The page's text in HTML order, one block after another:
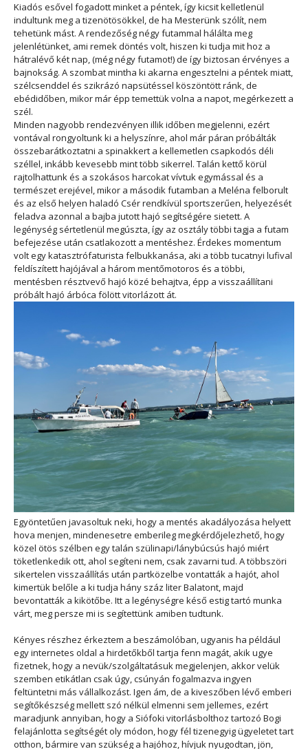
Kiadós esővel fogadott minket a péntek, így kicsit kelletlenül
indultunk meg a tizenötösökkel, de ha Mesterünk szólít, nem
tehetünk mást. A rendezőség négy futammal hálálta meg
jelenlétünket, ami remek döntés volt, hiszen ki tudja mit hoz a
hátralévő két nap, (még négy futamot!) de így biztosan érvényes a
bajnokság. A szombat mintha ki akarna engesztelni a péntek miatt,
szélcsenddel és szikrázó napsütéssel köszöntött ránk, de
ebédidőben, mikor már épp temettük volna a napot, megérkezett a
szél.
Minden nagyobb rendezvényen illik időben megjelenni, ezért
vontával rongyoltunk ki a helyszínre, ahol már páran próbálták
összebarátkoztatni a spinakkert a kellemetlen csapkodós déli
széllel, inkább kevesebb mint több sikerrel. Talán kettő körül
rajtolhattunk és a szokásos harcokat vívtuk egymással és a
természet erejével, mikor a második futamban a Meléna felborult
és az első helyen haladó Csér rendkívül sportszerűen, helyezését
feladva azonnal a bajba jutott hajó segítségére sietett. A
legénység sértetlenül megúszta, így az osztály többi tagja a futam
befejezése után csatlakozott a mentéshez. Érdekes momentum
volt egy katasztrófaturista felbukkanása, aki a több tucatnyi lufival
feldíszített hajójával a három mentőmotoros és a többi,
mentésben résztvevő hajó közé behajtva, épp a visszaállítani
próbált hajó árbóca fölött vitorlázott át.
Egyöntetűen javasoltuk neki, hogy a mentés akadályozása helyett
hova menjen, mindenesetre emberileg megkérdőjelezhető, hogy
közel ötös szélben egy talán szülinapi/lánybúcsús hajó miért
töketlenkedik ott, ahol segíteni nem, csak zavarni tud. A többszöri
sikertelen visszaállítás után partközelbe vontatták a hajót, ahol
kimertük belőle a ki tudja hány száz liter Balatont, majd
bevontatták a kikötőbe. Itt a legénységre késő estig tartó munka
várt, meg persze mi is segítettünk amiben tudtunk.
Kényes részhez érkeztem a beszámolóban, ugyanis ha például
egy internetes oldal a hirdetőkből tartja fenn magát, akik ugye
fizetnek, hogy a nevük/szolgáltatásuk megjelenjen, akkor velük
szemben etikátlan csak úgy, csúnyán fogalmazva ingyen
feltüntetni más vállalkozást. Igen ám, de a kiveszőben lévő emberi
segítőkészség mellett szó nélkül elmenni sem jellemes, ezért
maradjunk annyiban, hogy a Siófoki vitorlásbolthoz tartozó Bogi
felajánlotta segítségét oly módon, hogy fél tizenegyig ügyeletet tart
otthon, bármire van szükség a hajóhoz, hívjuk nyugodtan, jön,